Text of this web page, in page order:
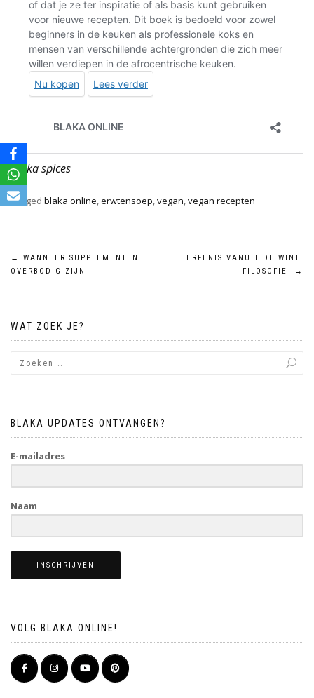
Blaka spices
Tagged blaka online,erwtensoep,vegan,vegan recepten
Bericht
←
WANNEER SUPPLEMENTEN
OVERBODIG ZIJN
ERFENIS VANUIT DE WINTI
FILOSOFIE
→
WAT ZOEK JE?
BLAKA UPDATES ONTVANGEN?
E-mailadres
Naam
INSCHRIJVEN
VOLG BLAKA ONLINE!